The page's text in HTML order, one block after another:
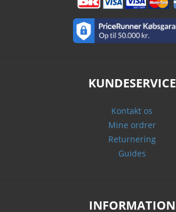
KUNDESERVICE
Kontakt os
Mine ordrer
Returnering
Guides
INFORMATION